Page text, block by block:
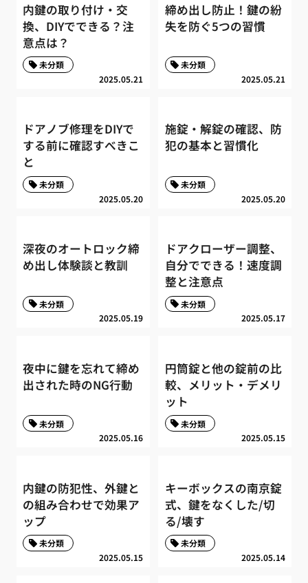
内鍵の取り付け・交
換、DIYでできる？注
意点は？
2025.05.21
未分類
締め出し防止！鍵の紛
失を防ぐ5つの習慣
2025.05.21
未分類
ドアノブ修理をDIYで
する前に確認すべきこ
と
2025.05.20
未分類
施錠・解錠の確認、防
犯の基本と習慣化
2025.05.20
未分類
深夜のオートロック締
め出し体験談と教訓
2025.05.19
未分類
ドアクローザー調整、
自分でできる！速度調
整と注意点
2025.05.17
未分類
夜中に鍵を忘れて締め
出された時のNG行動
2025.05.16
未分類
円筒錠と他の錠前の比
較、メリット・デメリ
ット
2025.05.15
未分類
内鍵の防犯性、外鍵と
の組み合わせで効果ア
ップ
2025.05.15
未分類
キーボックスの南京錠
式、鍵をなくした/切
る/壊す
2025.05.14
未分類